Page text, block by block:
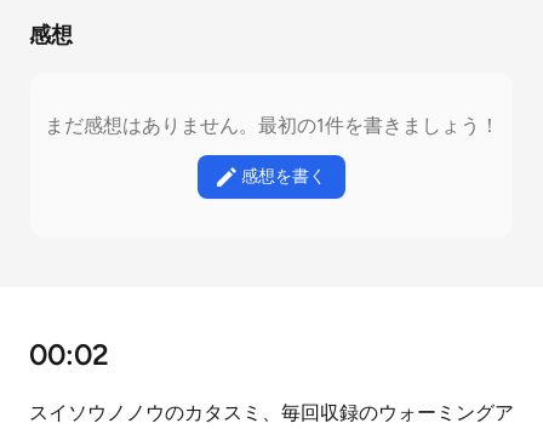
感想
まだ感想はありません。最初の1件を書きましょう！
感想を書く
00:02
スイソウノノウのカタスミ、毎回収録のウォーミングア